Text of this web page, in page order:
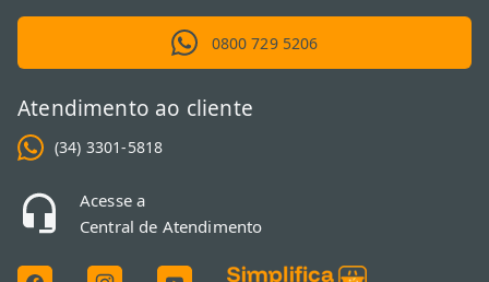
0800 729 5206
Atendimento ao cliente
(34) 3301-5818
Acesse a
Central de Atendimento